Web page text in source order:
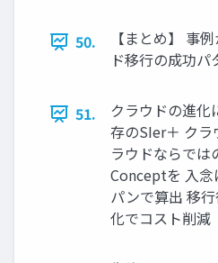
50.
【まとめ】 事
ド移行の成功パ
51.
クラウドの進化
存のSIer＋ クラ
ラウドならで
Conceptを 入念
パンで算出 移
化でコスト削減